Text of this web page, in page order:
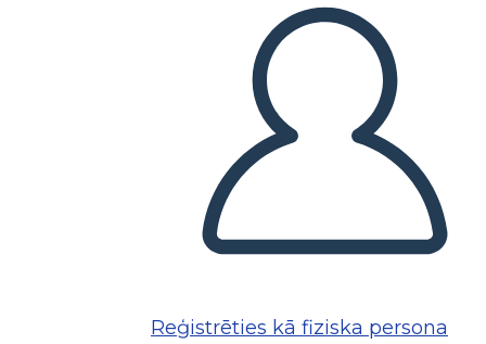
Reģistrēties kā fiziska persona